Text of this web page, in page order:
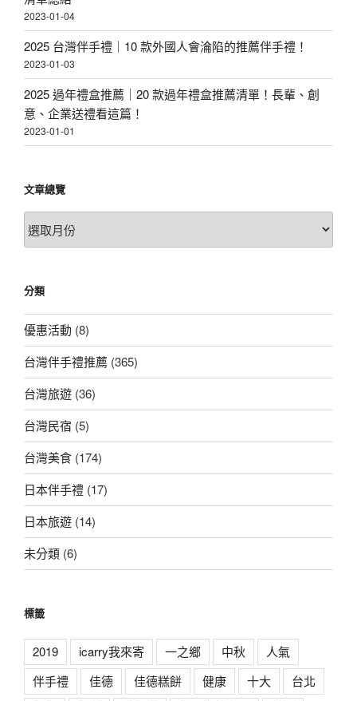
2023-01-04
2025 台灣伴手禮｜10 款外國人會淪陷的推薦伴手禮！
2023-01-03
2025 過年禮盒推薦｜20 款過年禮盒推薦清單！長輩、創
意、企業送禮看這篇！
2023-01-01
文章總覽
文
章
分類
優惠活動 (8)
台灣伴手禮推薦 (365)
台灣旅遊 (36)
台灣民宿 (5)
台灣美食 (174)
日本伴手禮 (17)
日本旅遊 (14)
未分類 (6)
標籤
2019 icarry我來寄 一之鄉 中秋
人氣
伴手禮
佳德 佳德糕餅 健康 十大
台北